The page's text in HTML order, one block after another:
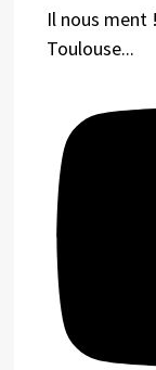
Il nous ment
Toulouse...